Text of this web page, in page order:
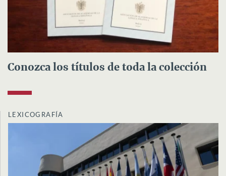
Conozca los títulos de toda la colección
LEXICOGRAFÍA